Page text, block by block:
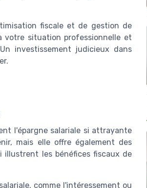
fiscale et de gestion de
votre situation professionnelle et
investissement judicieux dans
l'épargne salariale si attrayante
mais elle offre également des
illustrent les bénéfices fiscaux de
comme l'intéressement ou